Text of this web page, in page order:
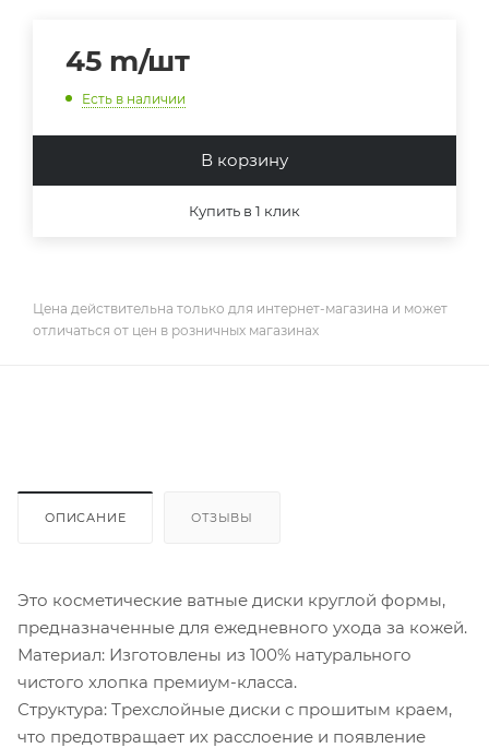
45 m/шт
Есть в наличии
В корзину
Купить в 1 клик
Цена действительна только для интернет-магазина и может
отличаться от цен в розничных магазинах
ОПИСАНИЕ ОТЗЫВЫ
Это косметические ватные диски круглой формы,
предназначенные для ежедневного ухода за кожей.
Материал: Изготовлены из 100% натурального
чистого хлопка премиум-класса.
Структура: Трехслойные диски с прошитым краем,
что предотвращает их расслоение и появление